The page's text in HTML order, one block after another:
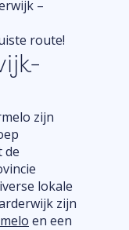
–
route!
zijn
de
lokale
zijn
en een